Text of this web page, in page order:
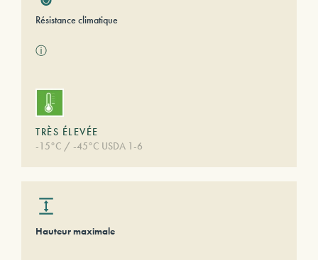
Résistance climatique
ⓘ
TRÈS ÉLEVÉE
-15°C / -45°C USDA 1-6
Hauteur maximale